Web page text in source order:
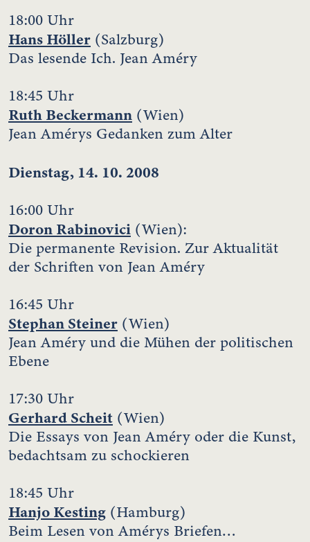
18:00 Uhr
Hans Höller (Salzburg)
Das lesende Ich. Jean Améry
18:45 Uhr
Ruth Beckermann (Wien)
Jean Amérys Gedanken zum Alter
Dienstag, 14. 10. 2008
16:00 Uhr
Doron Rabinovici (Wien):
Die permanente Revision. Zur Aktualität
der Schriften von Jean Améry
16:45 Uhr
Stephan Steiner (Wien)
Jean Améry und die Mühen der politischen
Ebene
17:30 Uhr
Gerhard Scheit (Wien)
Die Essays von Jean Améry oder die Kunst,
bedachtsam zu schockieren
18:45 Uhr
Hanjo Kesting (Hamburg)
Beim Lesen von Amérys Briefen…